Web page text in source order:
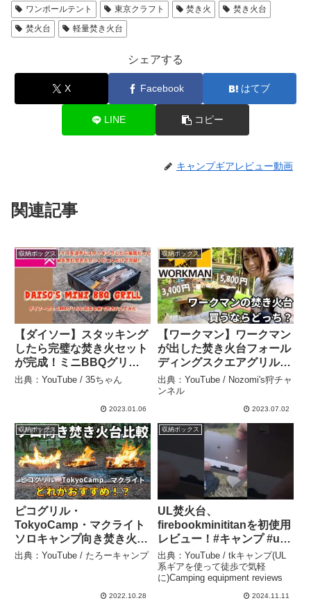
ワンポールテント
東京クラフト 焚き火
焚き火台
焚火台
軽量焚き火台
シェアする
X Facebook はてブ
LINE コピー
キャンプギアレビュー動画
関連記事
収納ボックス
【ダイソー】スタッキング
したら完璧な焚き火セット
が完成！ミニBBQグリル
に収まる薪だけで焚き火し
出典：YouTube / 35ちゃん
2023.01.06
収納ボックス
【ワークマン】ワークマン
が出した焚き火台フォール
ディングスクエアグリル2
種類徹底レビュー【キャン
プ道具】 – Nozomi’s狩チ
出典：YouTube / Nozomi's狩チャ
ンネル
2023.07.02
収納ボックス
ピコグリル・
TokyoCamp・マクライト
ソロキャンプ向き焚き火台
比較 – たろーキャンプ
出典：YouTube / たろーキャンプ
2022.10.28
収納ボックス
UL焚火台、
firebookminititanを初使用
レビュー！#キャンプ #ul
キャンプ #焚火台 #チタン
焚火台 #tkキャンプ
#camping – tkキャンプ
(UL系ギアを使って徒歩で
出典：YouTube / tkキャンプ(UL
系ギアを使って徒歩で気軽
に)Camping equipment reviews
2024.11.11